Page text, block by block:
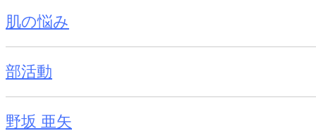
肌の悩み
部活動
野坂 亜矢